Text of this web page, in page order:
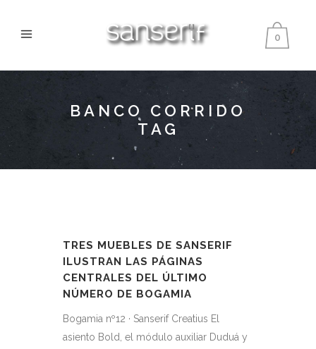
0
BANCO CORRIDO
TAG
TRES MUEBLES DE SANSERIF
ILUSTRAN LAS PÁGINAS
CENTRALES DEL ÚLTIMO
NÚMERO DE BOGAMIA
Bogamia nº12 · Sanserif Creatius El
asiento Bold, el módulo auxiliar Duduá y